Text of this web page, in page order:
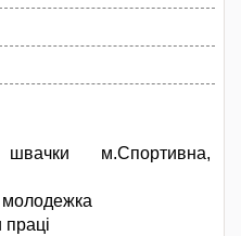
швачки м.Спортивна,
молодежка
праці